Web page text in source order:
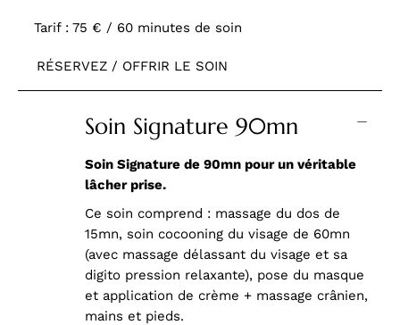
Tarif : 75 € / 60 minutes de soin
RÉSERVEZ / OFFRIR LE SOIN
Soin Signature 90mn
Soin Signature de 90mn pour un véritable
lâcher prise.
Ce soin comprend : massage du dos de
15mn, soin cocooning du visage de 60mn
(avec massage délassant du visage et sa
digito pression relaxante), pose du masque
et application de crème + massage crânien,
mains et pieds.